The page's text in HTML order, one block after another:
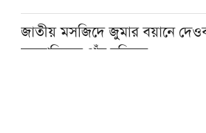
জাতীয় মসজিদে জুমার বয়ানে
মুহতামিমের পাঁচ নসিহত